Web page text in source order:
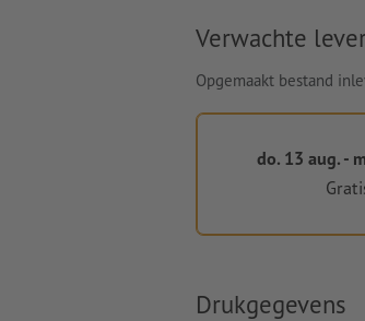
Verwachte
Opgemaakt bestand
do. 13 aug. -
Drukgegevens